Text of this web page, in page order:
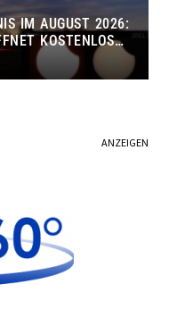
IM AUGUST 2026:
KOSTENLOS
ANZEIGEN